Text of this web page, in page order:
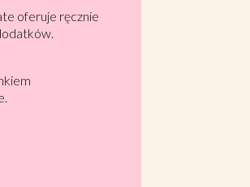
oferuje ręcznie